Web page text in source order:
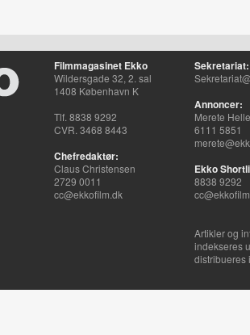
Filmmagasinet Ekko
Wildersgade 32, 2. sal
1408 København K
Tlf. 8838 9292
CVR. 3468 8443
Chefredaktør:
Claus Christensen
2729 0011
cc@ekkofilm.dk
Sekretariat:
Annoncer:
Merete
6111 5851
Ekko
8838 9292
Artikler og
indekseres
distribueres